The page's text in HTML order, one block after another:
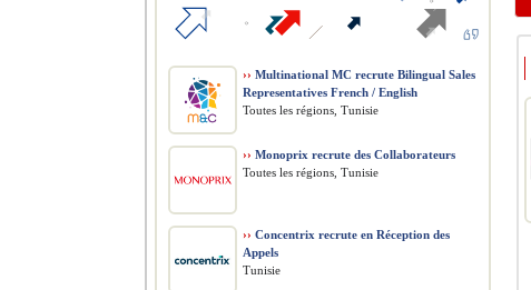
›› Multinational MC recrute Bilingual Sales
Representatives French / English
Toutes les régions, Tunisie
›› Monoprix recrute des Collaborateurs
Toutes les régions, Tunisie
›› Concentrix recrute en Réception des
Appels
Tunisie